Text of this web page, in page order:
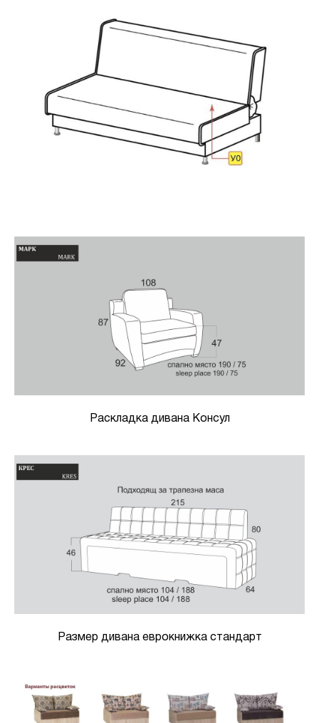
Раскладка дивана Консул
Размер дивана еврокнижка стандарт